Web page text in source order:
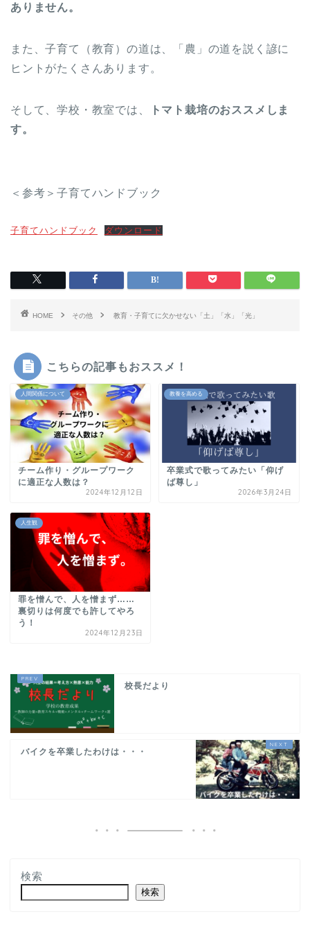
ありません。
また、子育て（教育）の道は、「農」の道を説く諺に
ヒントがたくさんあります。
そして、学校・教室では、
トマト栽培のおススメしま
す。
＜参考＞子育てハンドブック
子育てハンドブック ダウンロード
HOME その他 教育・子育てに欠かせない「土」「水」「光」
こちらの記事もおススメ！
人間関係について
チーム作り・グループワーク
に適正な人数は？
2024年12月12日
教養を高める
卒業式で歌ってみたい「仰げ
ば尊し」
2026年3月24日
人生観
罪を憎んで、人を憎まず……
裏切りは何度でも許してやろ
う！
2024年12月23日
校長だより
バイクを卒業したわけは・・・
検索
検索